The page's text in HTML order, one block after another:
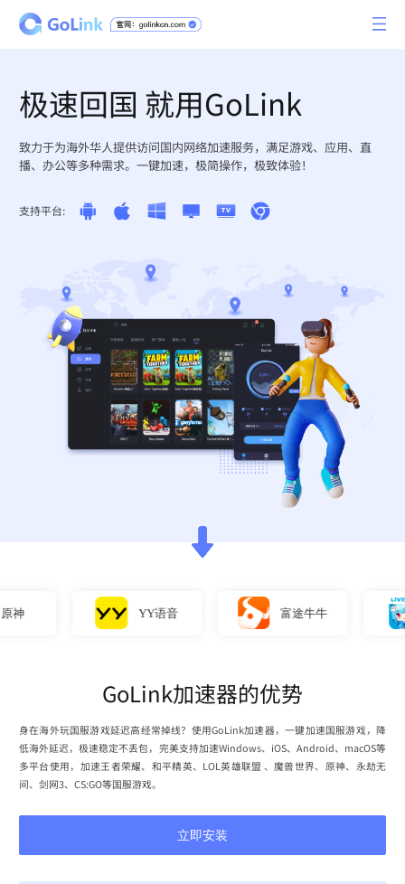
极速回国 就用GoLink
致力于为海外华人提供访问国内网络加速服务，满足游戏、应用、直
播、办公等多种需求。一键加速，极简操作，极致体验！
支持平台:
YY语音 富途牛牛
GoLink加速器的优势
身在海外玩国服游戏延迟高经常掉线？使用GoLink加速器，一键加速国服游戏，降
低海外延迟，极速稳定不丢包，完美支持加速Windows、iOS、Android、macOS等
多平台使用，加速王者荣耀、和平精英、LOL英雄联盟 、魔兽世界、原神、永劫无
间、剑网3、CS:GO等国服游戏。
立即安装